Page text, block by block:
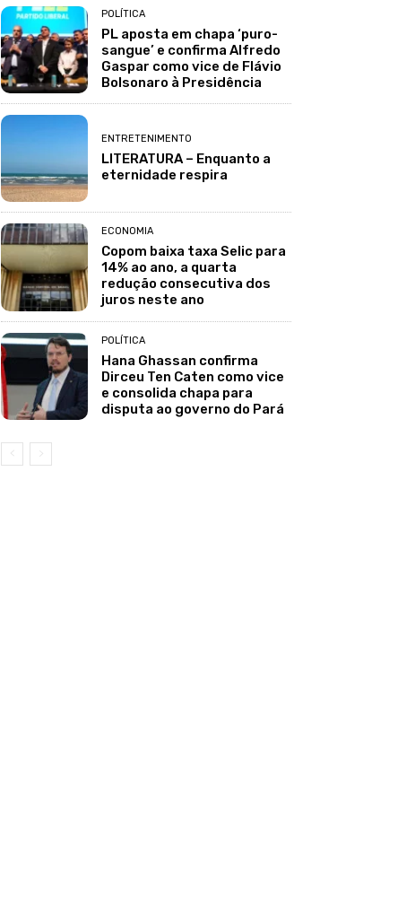
POLÍTICA
PL aposta em chapa ‘puro-
sangue’ e confirma Alfredo
Gaspar como vice de Flávio
Bolsonaro à Presidência
ENTRETENIMENTO
LITERATURA – Enquanto a
eternidade respira
ECONOMIA
Copom baixa taxa Selic para
14% ao ano, a quarta
redução consecutiva dos
juros neste ano
POLÍTICA
Hana Ghassan confirma
Dirceu Ten Caten como vice
e consolida chapa para
disputa ao governo do Pará